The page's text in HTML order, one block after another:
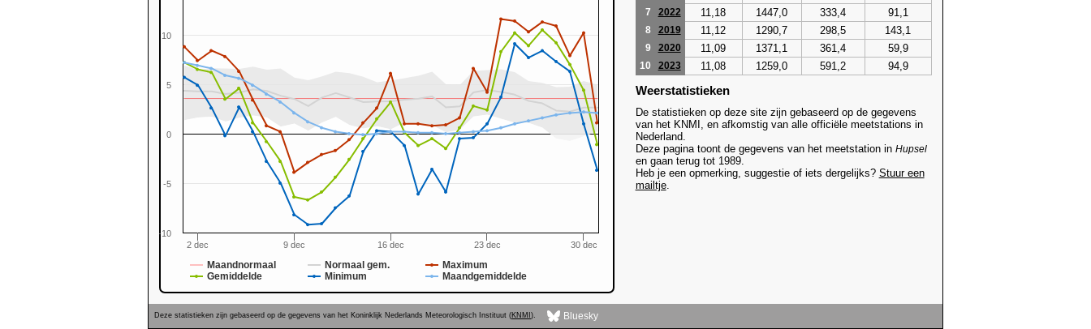
Maandnormaal Normaal gem.
Maximum
Gemiddelde
Minimum Maandgemiddelde
2 dec 9 dec 16 dec 23 dec 30 dec
-10
-5
0
5
10
7 2022 11,18 1447,0 333,4 91,1
8 2019 11,12 1290,7 298,5 143,1
9 2020 11,09 1371,1 361,4 59,9
10 2023 11,08 1259,0 591,2 94,9
Weerstatistieken
De statistieken op deze site zijn gebaseerd op de gegevens
van het KNMI, en afkomstig van alle officiële meetstations in
Nederland.
Deze pagina toont de gegevens van het meetstation in Hupsel
en gaan terug tot 1989.
Heb je een opmerking, suggestie of iets dergelijks? Stuur een
mailtje.
Deze statistieken zijn gebaseerd op de gegevens van het Koninklijk Nederlands Meteorologisch Instituut (KNMI ). Bluesky